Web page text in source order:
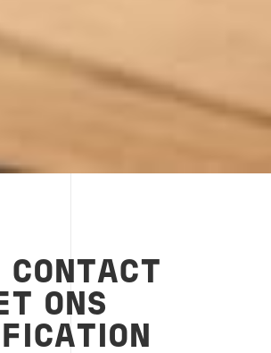
CONTACT
ONS